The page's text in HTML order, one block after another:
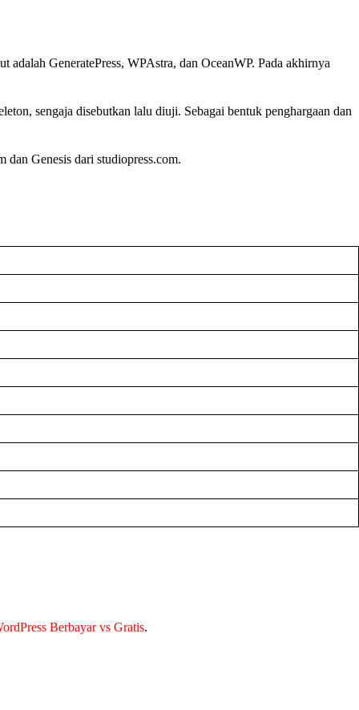
GeneratePress, WPAstra, dan OceanWP. Pada akhirnya
sengaja disebutkan lalu diuji. Sebagai bentuk penghargaan dan
dan Genesis dari studiopress.com.
Berbayar vs Gratis.